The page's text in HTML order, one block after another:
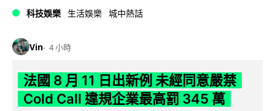
科技娛樂 生活娛樂 城中熱話
Vin 4 小時
法國 8 月 11 日出新例 未經同意嚴禁
Cold Call 違規企業最高罰 345 萬